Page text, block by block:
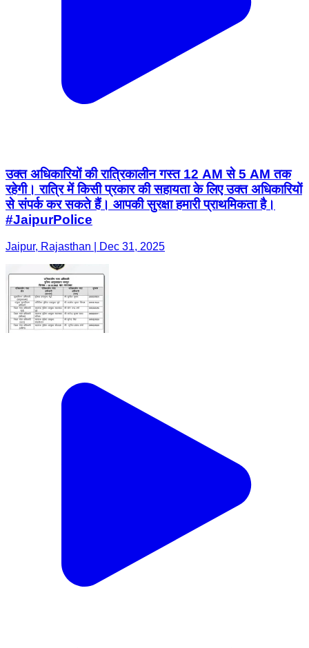
उक्त अधिकारियों की रात्रिकालीन गस्त 12 AM से 5 AM तक
रहेगी। रात्रि में किसी प्रकार की सहायता के लिए उक्त अधिकारियों
से संपर्क कर सकते हैं। आपकी सुरक्षा हमारी प्राथमिकता है।
#JaipurPolice
Jaipur, Rajasthan | Dec 31, 2025